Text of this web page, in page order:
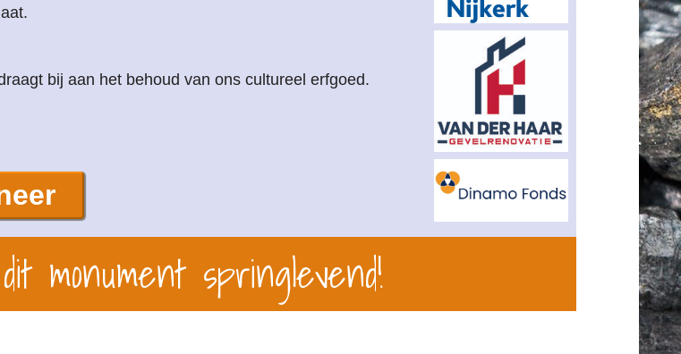
bij aan het behoud van ons cultureel erfgoed.
monument springlevend!